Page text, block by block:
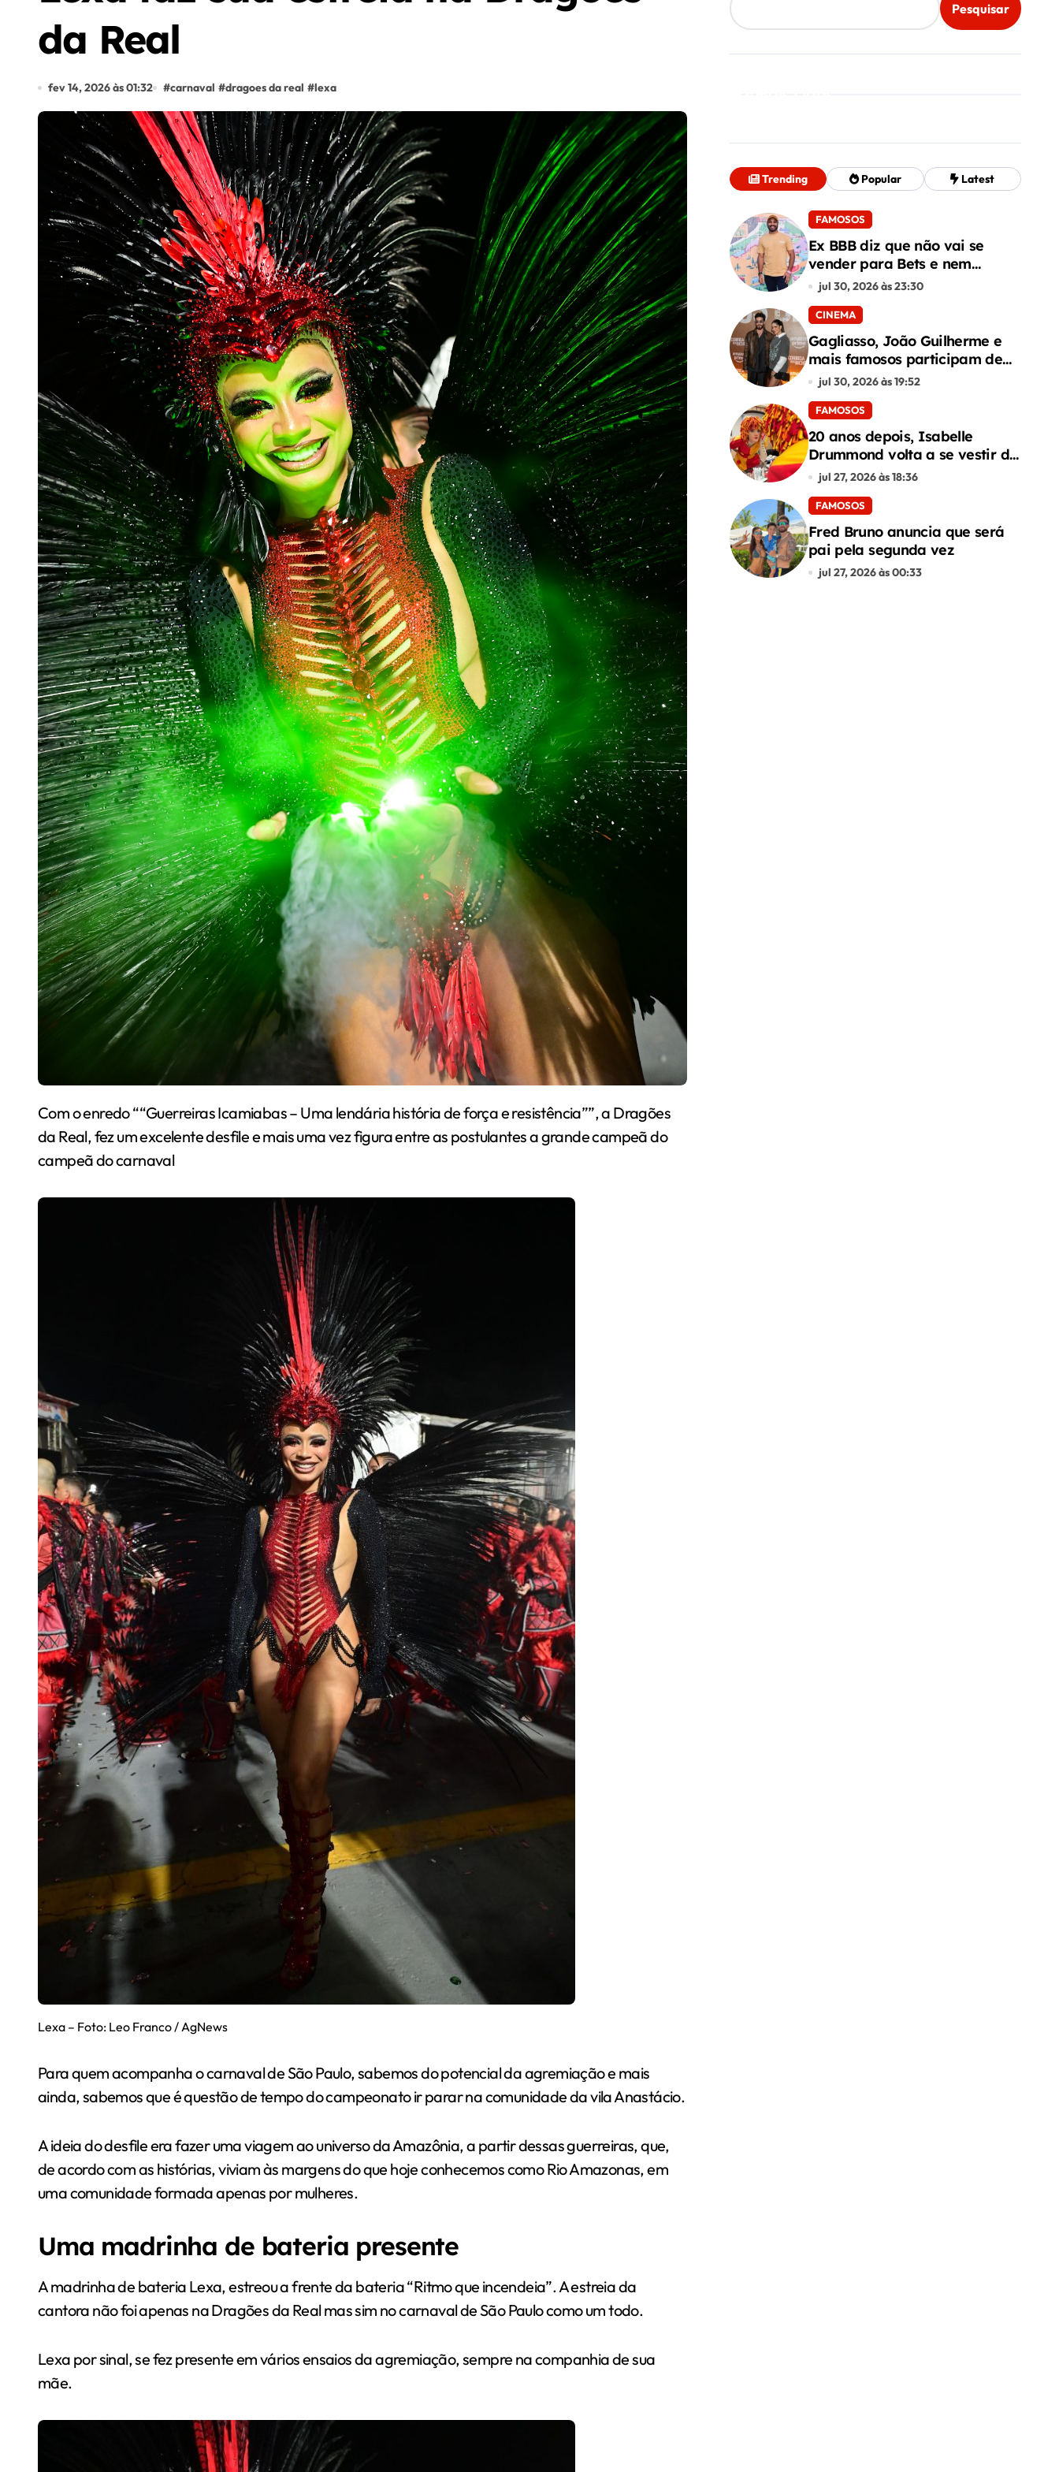
da Real
fev 14, 2026 às 01:32 #carnaval #dragoes da real #lexa
Com o enredo ““Guerreiras Icamiabas – Uma lendária história de força e resistência””, a Dragões
da Real, fez um excelente desfile e mais uma vez figura entre as postulantes a grande campeã do
campeã do carnaval
Lexa – Foto: Leo Franco / AgNews
Para quem acompanha o carnaval de São Paulo, sabemos do potencial da agremiação e mais
ainda, sabemos que é questão de tempo do campeonato ir parar na comunidade da vila Anastácio.
A ideia do desfile era fazer uma viagem ao universo da Amazônia, a partir dessas guerreiras, que,
de acordo com as histórias, viviam às margens do que hoje conhecemos como Rio Amazonas, em
uma comunidade formada apenas por mulheres.
Uma madrinha de bateria presente
A madrinha de bateria Lexa, estreou a frente da bateria “Ritmo que incendeia”. A estreia da
cantora não foi apenas na Dragões da Real mas sim no carnaval de São Paulo como um todo.
Lexa por sinal, se fez presente em vários ensaios da agremiação, sempre na companhia de sua
mãe.
Pesquisar
Trending Popular Latest
FAMOSOS
Ex BBB diz que não vai se
vender para Bets e nem
conteúdo adulto
jul 30, 2026 às 23:30
CINEMA
Gagliasso, João Guilherme e
mais famosos participam de
premiere de “Corrida dos
jul 30, 2026 às 19:52
FAMOSOS
20 anos depois, Isabelle
Drummond volta a se vestir de
Emília do Sítio
jul 27, 2026 às 18:36
FAMOSOS
Fred Bruno anuncia que será
pai pela segunda vez
jul 27, 2026 às 00:33